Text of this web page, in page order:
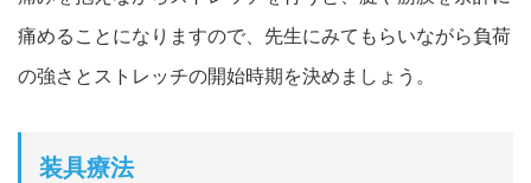
痛めることになりますので、先生にみてもらいながら負荷
の強さとストレッチの開始時期を決めましょう。
装具療法